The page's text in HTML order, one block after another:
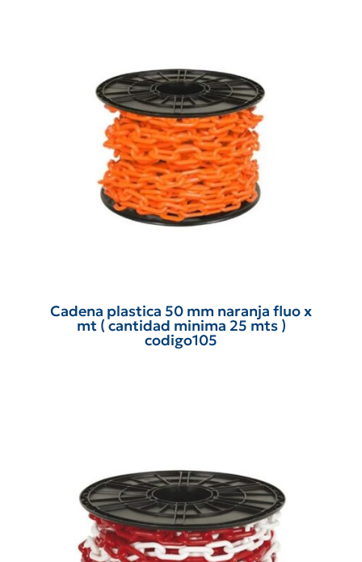
Cadena plastica 50 mm naranja fluo x
mt ( cantidad minima 25 mts )
codigo105